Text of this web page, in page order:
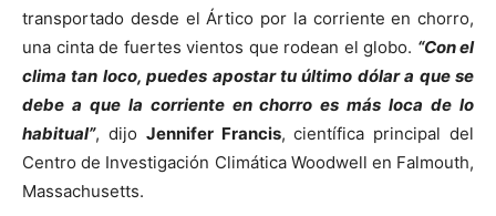
transportado desde el Ártico por la corriente en chorro,
una cinta de fuertes vientos que rodean el globo. “Con el
clima tan loco, puedes apostar tu último dólar a que se
debe a que la corriente en chorro es más loca de lo
habitual”, dijo Jennifer Francis, científica principal del
Centro de Investigación Climática Woodwell en Falmouth,
Massachusetts.